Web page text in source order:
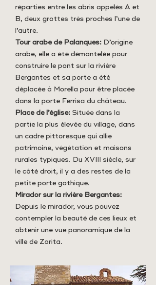
réparties entre les abris appelés A et
B, deux grottes très proches l’une de
l’autre.
Tour arabe de Palanques: D’origine
arabe, elle a été démantelée pour
construire le pont sur la rivière
Bergantes et sa porte a été
déplacée à Morella pour être placée
dans la porte Ferrisa du château.
Place de l’église: Située dans la
partie la plus élevée du village, dans
un cadre pittoresque qui allie
patrimoine, végétation et maisons
rurales typiques. Du XVIII siècle, sur
le côté droit, il y a des restes de la
petite porte gothique.
Mirador sur la rivière Bergantes:
Depuis le mirador, vous pouvez
contempler la beauté de ces lieux et
obtenir une vue panoramique de la
ville de Zorita.